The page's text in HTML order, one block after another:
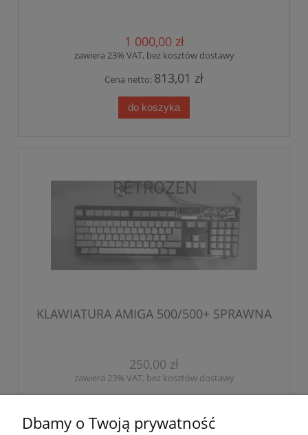
1 000,00 zł
zawiera 23% VAT, bez kosztów dostawy
Cena netto: 813,01 zł
do koszyka
KLAWIATURA AMIGA 500/500+ SPRAWNA
250,00 zł
zawiera 23% VAT, bez kosztów dostawy
203,25 zł
Dbamy o Twoją prywatność